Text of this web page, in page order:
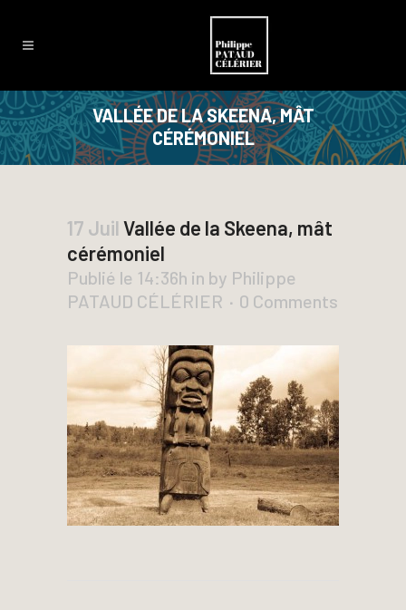
VALLÉE DE LA SKEENA, MÂT
CÉRÉMONIEL
17 Juil Vallée de la Skeena, mât
cérémoniel
Publié le 14:36h in by Philippe
PATAUD CÉLÉRIER
0 Comments